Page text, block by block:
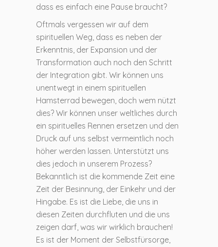
dass es einfach eine Pause braucht?
Oftmals vergessen wir auf dem
spirituellen Weg, dass es neben der
Erkenntnis, der Expansion und der
Transformation auch noch den Schritt
der Integration gibt. Wir können uns
unentwegt in einem spirituellen
Hamsterrad bewegen, doch wem nützt
dies? Wir können unser weltliches durch
ein spirituelles Rennen ersetzen und den
Druck auf uns selbst vermeintlich noch
höher werden lassen. Unterstützt uns
dies jedoch in unserem Prozess?
Bekanntlich ist die kommende Zeit eine
Zeit der Besinnung, der Einkehr und der
Hingabe. Es ist die Liebe, die uns in
diesen Zeiten durchfluten und die uns
zeigen darf, was wir wirklich brauchen!
Es ist der Moment der Selbstfürsorge,